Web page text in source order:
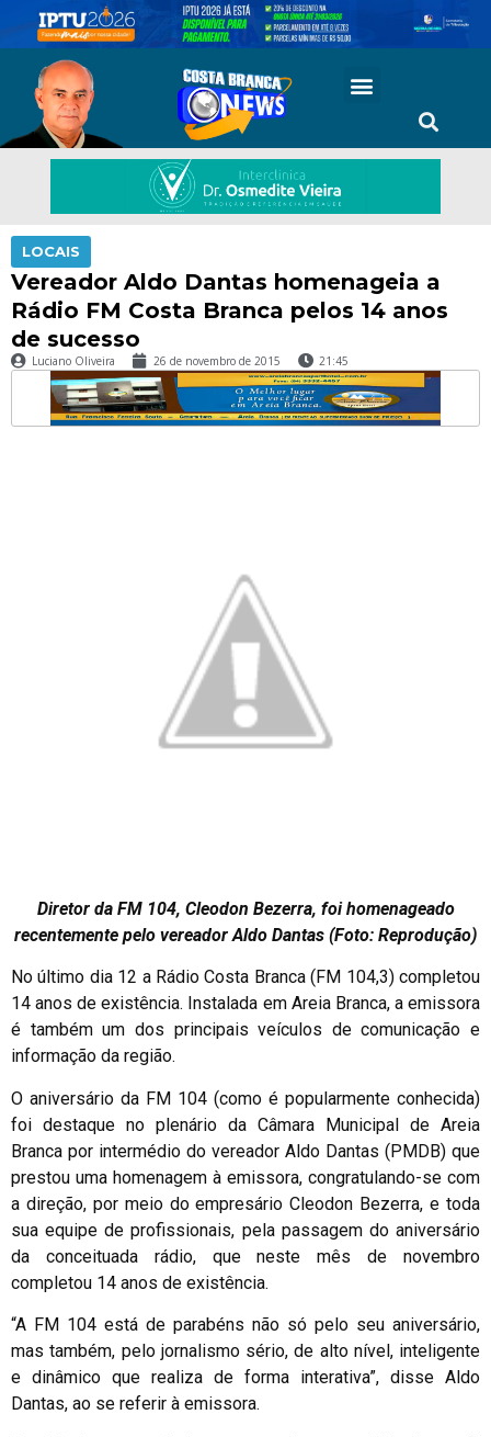
LOCAIS
Vereador Aldo Dantas homenageia a
Rádio FM Costa Branca pelos 14 anos
de sucesso
Luciano Oliveira 26 de novembro de 2015 21:45
Diretor da FM 104, Cleodon Bezerra, foi homenageado
recentemente pelo vereador Aldo Dantas (Foto: Reprodução)
No último dia 12 a Rádio Costa Branca (FM 104,3) completou
14 anos de existência. Instalada em Areia Branca, a emissora
é também um dos principais veículos de comunicação e
informação da região.
O aniversário da FM 104 (como é popularmente conhecida)
foi destaque no plenário da Câmara Municipal de Areia
Branca por intermédio do vereador Aldo Dantas (PMDB) que
prestou uma homenagem à emissora, congratulando-se com
a direção, por meio do empresário Cleodon Bezerra, e toda
sua equipe de profissionais, pela passagem do aniversário
da conceituada rádio, que neste mês de novembro
completou 14 anos de existência.
“A FM 104 está de parabéns não só pelo seu aniversário,
mas também, pelo jornalismo sério, de alto nível, inteligente
e dinâmico que realiza de forma interativa”, disse Aldo
Dantas, ao se referir à emissora.